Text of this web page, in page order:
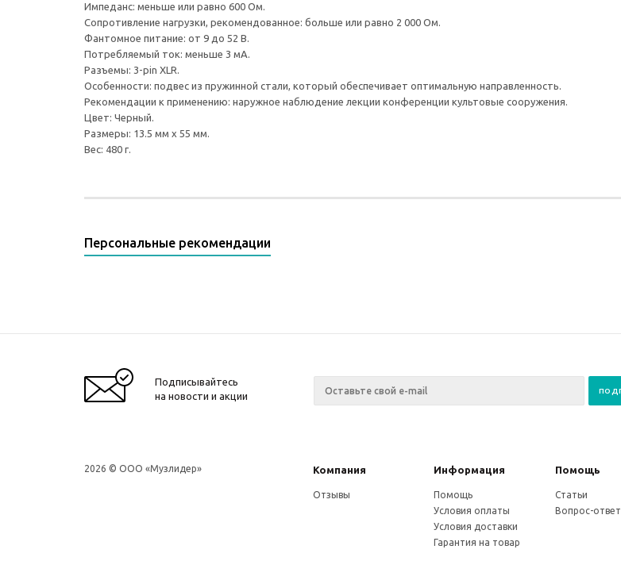
Импеданс: меньше или равно 600 Ом.
Сопротивление нагрузки, рекомендованное: больше или равно 2 000 Ом.
Фантомное питание: от 9 до 52 В.
Потребляемый ток: меньше 3 мА.
Разъемы: 3-pin XLR.
Особенности: подвес из пружинной стали, который обеспечивает оптимальную направленность.
Рекомендации к применению: наружное наблюдение лекции конференции культовые сооружения.
Цвет: Черный.
Размеры: 13.5 мм х 55 мм.
Вес: 480 г.
Персональные рекомендации
Подписывайтесь
на новости и акции
2026 © ООО «Музлидер» Компания Информация Помощь
Отзывы
Помощь
Условия оплаты
Условия доставки
Гарантия на товар
Статьи
Вопрос-ответ